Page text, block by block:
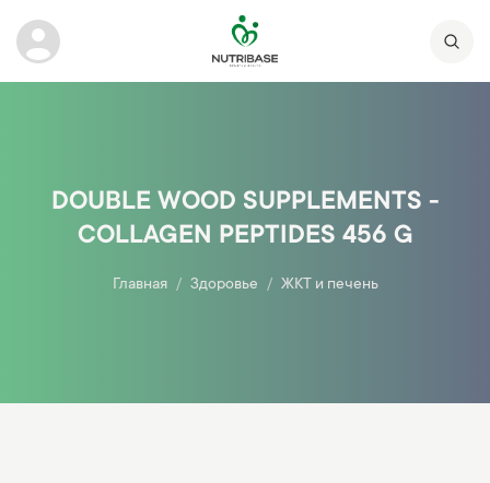
DOUBLE WOOD SUPPLEMENTS -
COLLAGEN PEPTIDES 456 G
Главная Здоровье ЖКТ и печень